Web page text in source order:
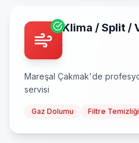
Klima / Split /
Mareşal Çakmak'de
servisi
Gaz Dolumu Filtre Temizliği